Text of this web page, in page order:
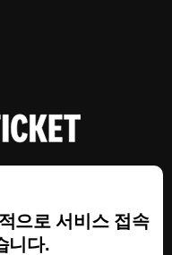
으로 서비스 접속
니다.